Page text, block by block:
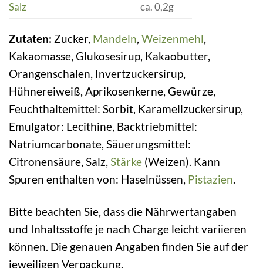
Salz
ca. 0,2g
Zutaten: Zucker, Mandeln, Weizenmehl,
Kakaomasse, Glukosesirup, Kakaobutter,
Orangenschalen, Invertzuckersirup,
Hühnereiweiß, Aprikosenkerne, Gewürze,
Feuchthaltemittel: Sorbit, Karamellzuckersirup,
Emulgator: Lecithine, Backtriebmittel:
Natriumcarbonate, Säuerungsmittel:
Citronensäure, Salz, Stärke (Weizen). Kann
Spuren enthalten von: Haselnüssen, Pistazien.
Bitte beachten Sie, dass die Nährwertangaben
und Inhaltsstoffe je nach Charge leicht variieren
können. Die genauen Angaben finden Sie auf der
jeweiligen Verpackung.